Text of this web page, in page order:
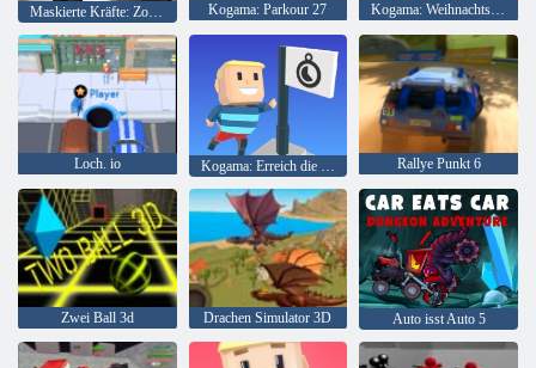
Maskierte Kräfte: Zombie-Überleben Kogama: Parkour 27 Kogama: Weihnachtsparkour
Loch. io Rallye Punkt 6
Zwei Ball 3d Drachen Simulator 3D Auto isst Auto 5